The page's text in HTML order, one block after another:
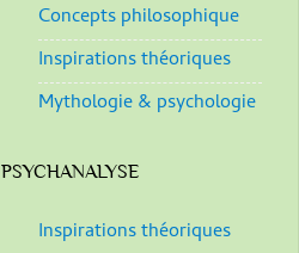
Concepts philosophique
Inspirations théoriques
Mythologie & psychologie
PSYCHANALYSE
Inspirations théoriques